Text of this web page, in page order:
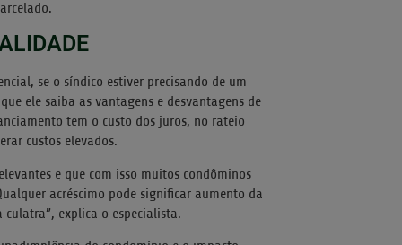
se o síndico estiver precisando de um
ele saiba as vantagens e desvantagens de
tem o custo dos juros, no rateio
custos elevados.
e que com isso muitos condôminos
acréscimo pode significar aumento da
explica o especialista.